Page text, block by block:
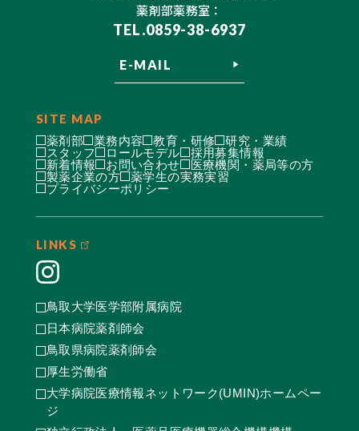
薬剤部薬務室：
TEL.0859-38-6937
E-MAIL
SITE MAP
薬剤部 業務内容 教育・研修
研究・業績
スタッフ
ロールモデル
採用募集情報
新着情報
お問い合わせ
医療機関・薬局等の方
製薬企業の方
薬学生の実務実習
プライバシーポリシー
LINKS
鳥取大学医学部附属病院
日本病院薬剤師会
鳥取県病院薬剤師会
厚生労働省
大学病院医療情報ネットワーク(UMIN)ホームペー
ジ